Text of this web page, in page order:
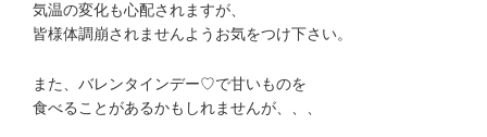
気温の変化も心配されますが、
皆様体調崩されませんようお気をつけ下さい。
また、バレンタインデー♡で甘いものを
食べることがあるかもしれませんが、、、